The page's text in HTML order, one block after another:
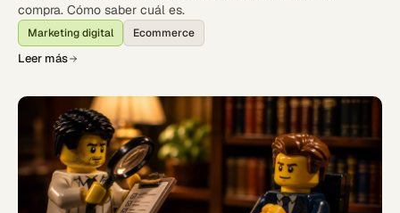
compra. Cómo saber cuál es.
Marketing digital Ecommerce
Leer más